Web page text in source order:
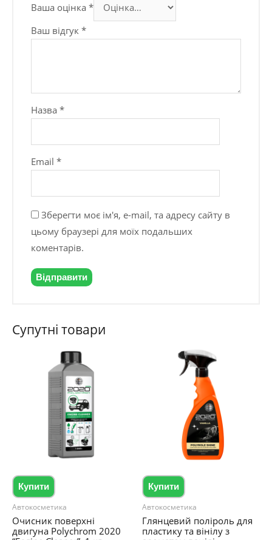
Ваша оцінка*
Ваш відгук*
Назва*
Email*
Зберегти моє ім'я, e-mail, та адресу сайту в
цьому браузері для моїх подальших
коментарів.
Супутні товари
Купити
Автокосметика
Очисник поверхні
двигуна Polychrom 2020
Купити
Автокосметика
Глянцевий поліроль для
пластику та вінілу з